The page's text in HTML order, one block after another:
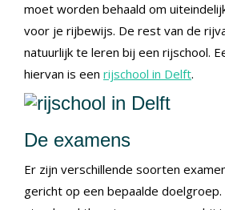
moet worden behaald om
voor je rijbewijs. De rest van de
natuurlijk te leren bij een rijschool.
hiervan is een rijschool in Delft.
De examens
Er zijn verschillende soorten
gericht op een bepaalde